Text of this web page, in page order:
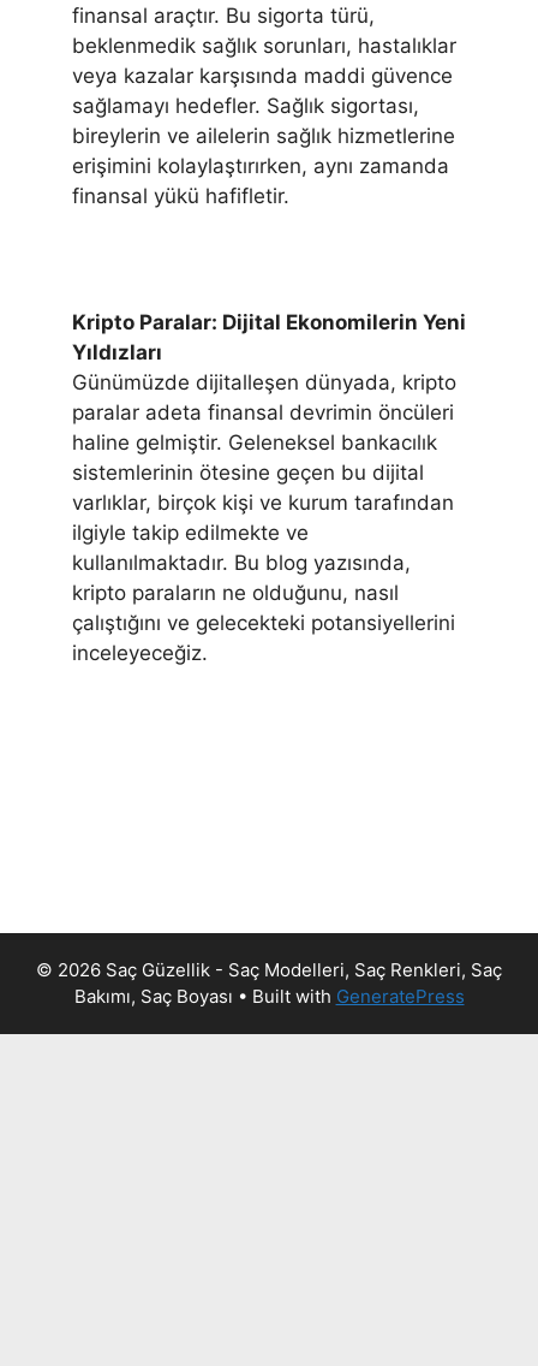
finansal araçtır. Bu sigorta türü,
beklenmedik sağlık sorunları, hastalıklar
veya kazalar karşısında maddi güvence
sağlamayı hedefler. Sağlık sigortası,
bireylerin ve ailelerin sağlık hizmetlerine
erişimini kolaylaştırırken, aynı zamanda
finansal yükü hafifletir.
Kripto Paralar: Dijital Ekonomilerin Yeni
Yıldızları
Günümüzde dijitalleşen dünyada, kripto
paralar adeta finansal devrimin öncüleri
haline gelmiştir. Geleneksel bankacılık
sistemlerinin ötesine geçen bu dijital
varlıklar, birçok kişi ve kurum tarafından
ilgiyle takip edilmekte ve
kullanılmaktadır. Bu blog yazısında,
kripto paraların ne olduğunu, nasıl
çalıştığını ve gelecekteki potansiyellerini
inceleyeceğiz.
© 2026 Saç Güzellik - Saç Modelleri, Saç Renkleri, Saç
Bakımı, Saç Boyası • Built with GeneratePress